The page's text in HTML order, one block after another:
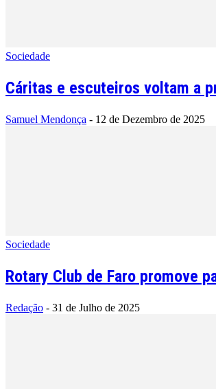
Sociedade
Cáritas e escuteiros voltam a
Samuel Mendonça - 12 de Dezembro de 2025
Sociedade
Rotary Club de Faro promove
Redação - 31 de Julho de 2025